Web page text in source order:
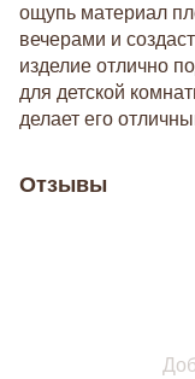
ощупь материал
вечерами и
изделие отлично
для детской
делает его
Отзывы